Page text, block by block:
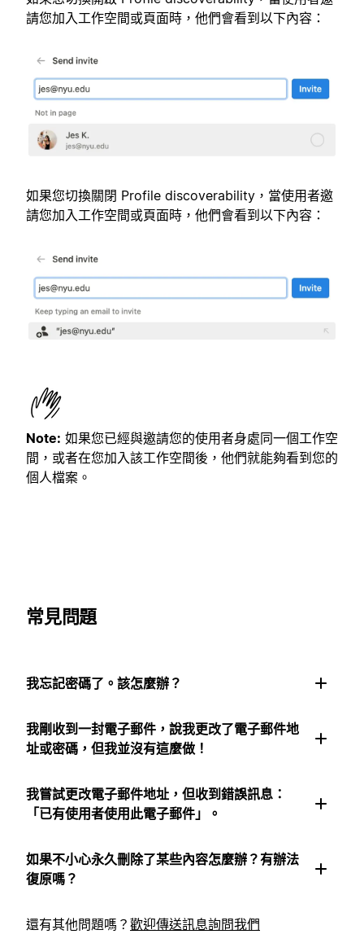
請您加入工作空間或頁面時，他們會看到以下內容：
如果您切換關閉 Profile discoverability，當使用者邀
請您加入工作空間或頁面時，他們會看到以下內容：
Note: 如果您已經與邀請您的使用者身處同一個工作空
間，或者在您加入該工作空間後，他們就能夠看到您的
個人檔案。
常見問題
我忘記密碼了。該怎麼辦？
我剛收到一封電子郵件，說我更改了電子郵件地
址或密碼，但我並沒有這麼做！
我嘗試更改電子郵件地址，但收到錯誤訊息：
「已有使用者使用此電子郵件」。
如果不小心永久刪除了某些內容怎麼辦？有辦法
復原嗎？
還有其他問題嗎？ 歡迎傳送訊息詢問我們